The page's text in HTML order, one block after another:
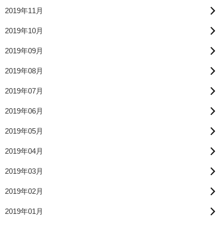
2019年11月
2019年10月
2019年09月
2019年08月
2019年07月
2019年06月
2019年05月
2019年04月
2019年03月
2019年02月
2019年01月